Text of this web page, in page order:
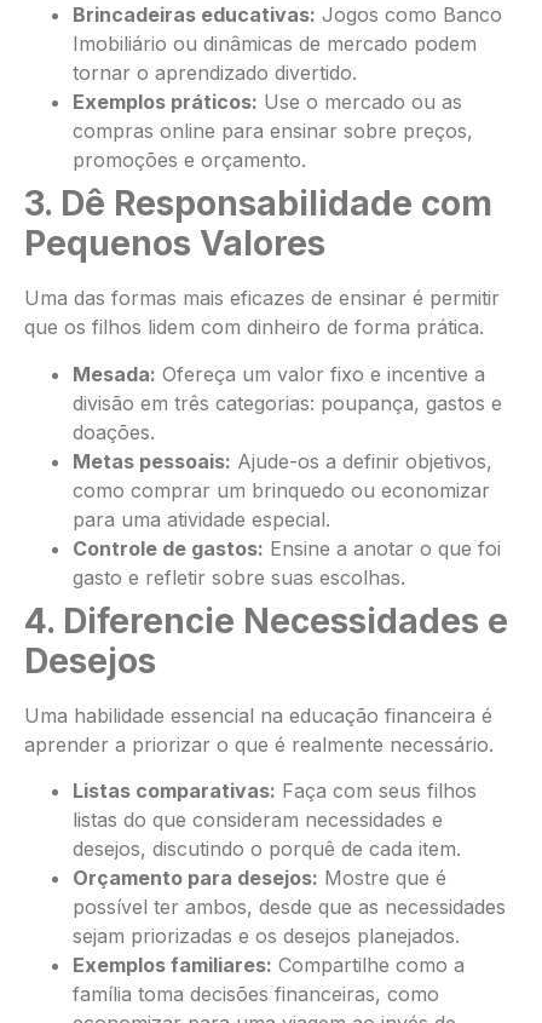
Brincadeiras educativas: Jogos como Banco
Imobiliário ou dinâmicas de mercado podem
tornar o aprendizado divertido.
Exemplos práticos: Use o mercado ou as
compras online para ensinar sobre preços,
promoções e orçamento.
3. Dê Responsabilidade com
Pequenos Valores
Uma das formas mais eficazes de ensinar é permitir
que os filhos lidem com dinheiro de forma prática.
Mesada: Ofereça um valor fixo e incentive a
divisão em três categorias: poupança, gastos e
doações.
Metas pessoais: Ajude-os a definir objetivos,
como comprar um brinquedo ou economizar
para uma atividade especial.
Controle de gastos: Ensine a anotar o que foi
gasto e refletir sobre suas escolhas.
4. Diferencie Necessidades e
Desejos
Uma habilidade essencial na educação financeira é
aprender a priorizar o que é realmente necessário.
Listas comparativas: Faça com seus filhos
listas do que consideram necessidades e
desejos, discutindo o porquê de cada item.
Orçamento para desejos: Mostre que é
possível ter ambos, desde que as necessidades
sejam priorizadas e os desejos planejados.
Exemplos familiares: Compartilhe como a
família toma decisões financeiras, como